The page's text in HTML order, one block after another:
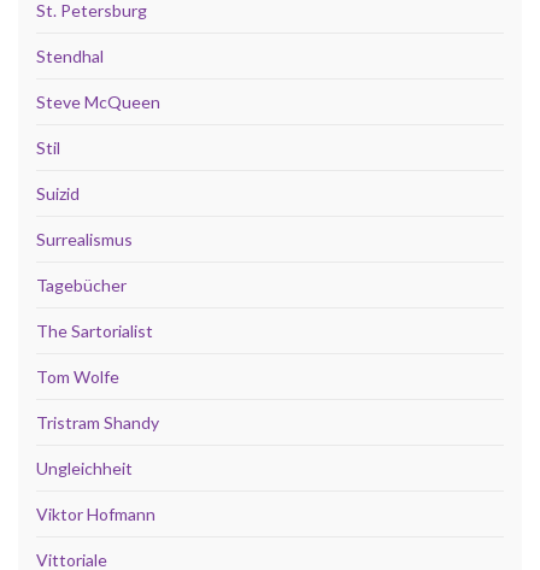
St. Petersburg
Stendhal
Steve McQueen
Stil
Suizid
Surrealismus
Tagebücher
The Sartorialist
Tom Wolfe
Tristram Shandy
Ungleichheit
Viktor Hofmann
Vittoriale